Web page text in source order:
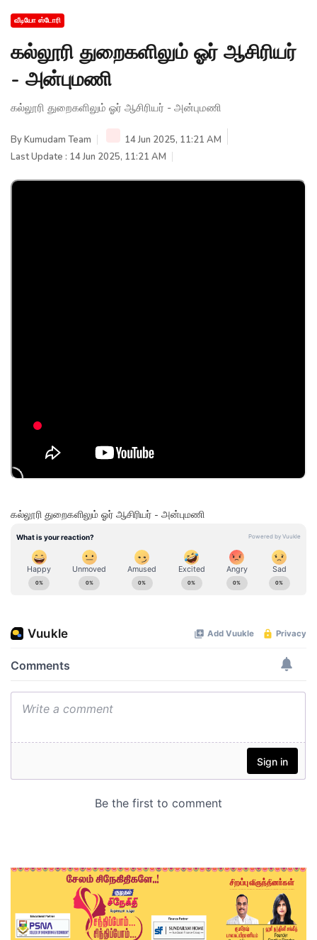
வீடியோ ஸ்டோரி
கல்லூரி துறைகளிலும் ஓர் ஆசிரியர்
- அன்புமணி
கல்லூரி துறைகளிலும் ஓர் ஆசிரியர் - அன்புமணி
ByKumudam Team
14 Jun 2025, 11:21 AM
Last Update : 14 Jun 2025, 11:21 AM
கல்லூரி துறைகளிலும் ஓர் ஆசிரியர் - அன்புமணி